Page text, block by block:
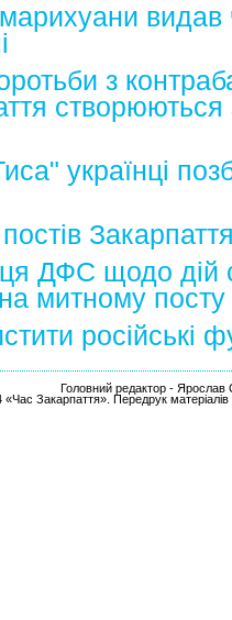
видав
з
українці
ДФС щодо дій
митному
російські
Головний редактор - Ярослав
Закарпаття». Передрук